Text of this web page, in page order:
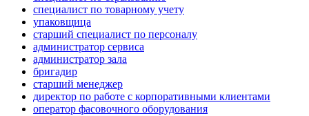
специалист по товарному учету
упаковщица
старший специалист по персоналу
администратор сервиса
администратор зала
бригадир
старший менеджер
директор по работе с корпоративными клиентами
оператор фасовочного оборудования